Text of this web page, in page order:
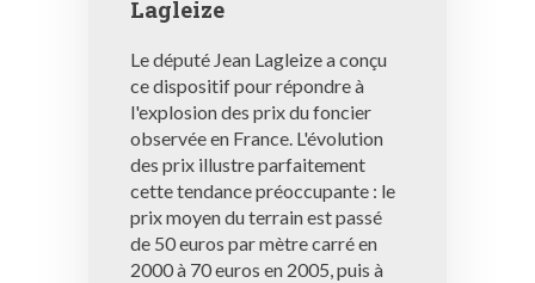
Lagleize
Le député Jean Lagleize a conçu
ce dispositif pour répondre à
l'explosion des prix du foncier
observée en France. L'évolution
des prix illustre parfaitement
cette tendance préoccupante : le
prix moyen du terrain est passé
de 50 euros par mètre carré en
2000 à 70 euros en 2005, puis à